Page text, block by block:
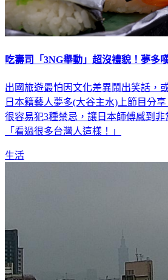
吃壽司「3NG舉動」超沒禮貌！夢多
出國旅遊最怕因文化差異鬧出笑話，
日本籍藝人夢多(大谷主水)上節目分
很容易犯3種禁忌，讓日本師傅感到
「看過很多台灣人這樣！」
生活